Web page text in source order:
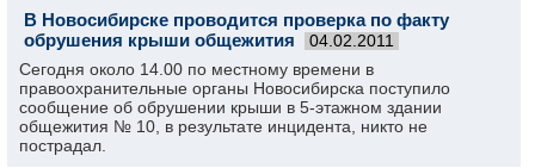
В Новосибирске проводится проверка по факту
обрушения крыши общежития
04.02.2011
Сегодня около 14.00 по местному времени в
правоохранительные органы Новосибирска поступило
сообщение об обрушении крыши в 5-этажном здании
общежития № 10, в результате инцидента, никто не
пострадал.